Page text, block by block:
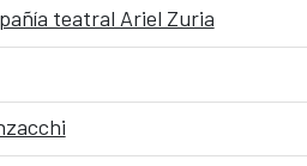
teatral Ariel Zuria